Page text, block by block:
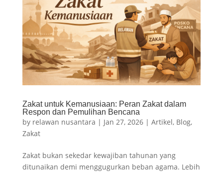
Zakat untuk Kemanusiaan: Peran Zakat dalam
Respon dan Pemulihan Bencana
by relawan nusantara | Jan 27, 2026| Artikel, Blog,
Zakat
Zakat bukan sekedar kewajiban tahunan yang
ditunaikan demi menggugurkan beban agama. Lebih